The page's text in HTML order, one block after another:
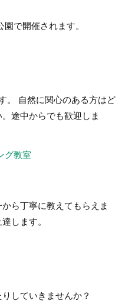
で開催されます。
。 自然に関心のある方はど
途中からでも歓迎しま
グ教室
ら丁寧に教えてもらえま
します。
していきませんか？